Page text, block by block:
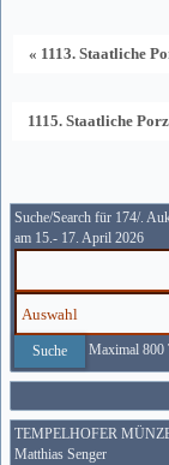
« 1113. Staatliche
1115. Staatliche
Suche/Search für 174/.
am 15.- 17. April 2026
Maximal 800
TEMPELHOFER
Matthias Senger